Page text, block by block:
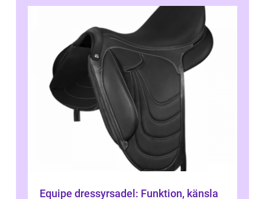
Equipe dressyrsadel: Funktion, känsla